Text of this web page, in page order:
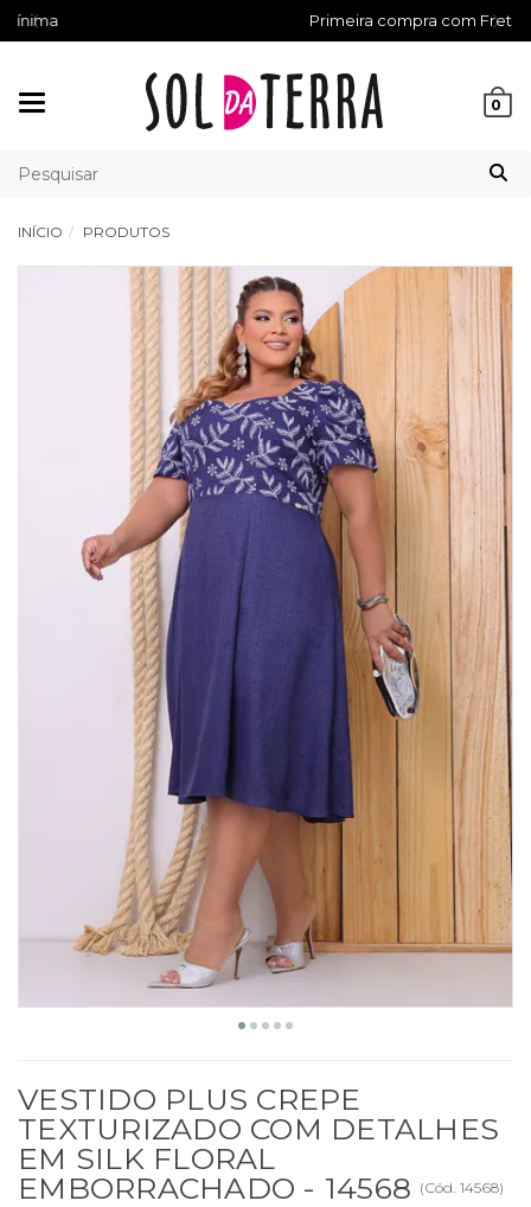
Primeira compra com Frete Grátis
0
INÍCIO PRODUTOS
VESTIDO PLUS CREPE
TEXTURIZADO COM DETALHES
EM SILK FLORAL
EMBORRACHADO - 14568 (Cód. 14568)